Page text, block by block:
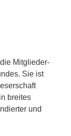
Mitglieder-
Sie ist
breites
und